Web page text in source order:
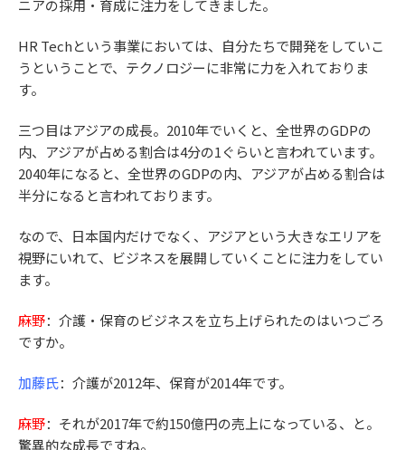
ニアの採用・育成に注力をしてきました。
HR Techという事業においては、自分たちで開発をしていこ
うということで、テクノロジーに非常に力を入れておりま
す。
三つ目はアジアの成長。2010年でいくと、全世界のGDPの
内、アジアが占める割合は4分の1ぐらいと言われています。
2040年になると、全世界のGDPの内、アジアが占める割合は
半分になると言われております。
なので、日本国内だけでなく、アジアという大きなエリアを
視野にいれて、ビジネスを展開していくことに注力をしてい
ます。
麻野：介護・保育のビジネスを立ち上げられたのはいつごろ
ですか。
加藤氏：介護が2012年、保育が2014年です。
麻野：それが2017年で約150億円の売上になっている、と。
驚異的な成長ですね。